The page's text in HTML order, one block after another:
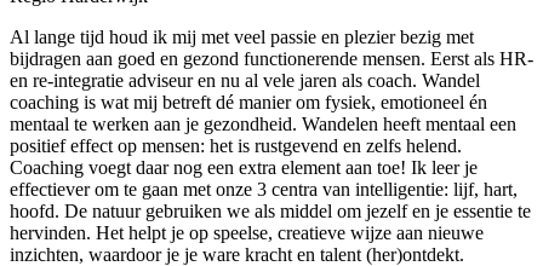
Al lange tijd houd ik mij met veel passie en plezier bezig met
bijdragen aan goed en gezond functionerende mensen. Eerst als HR-
en re-integratie adviseur en nu al vele jaren als coach. Wandel
coaching is wat mij betreft dé manier om fysiek, emotioneel én
mentaal te werken aan je gezondheid. Wandelen heeft mentaal een
positief effect op mensen: het is rustgevend en zelfs helend.
Coaching voegt daar nog een extra element aan toe! Ik leer je
effectiever om te gaan met onze 3 centra van intelligentie: lijf, hart,
hoofd. De natuur gebruiken we als middel om jezelf en je essentie te
hervinden. Het helpt je op speelse, creatieve wijze aan nieuwe
inzichten, waardoor je je ware kracht en talent (her)ontdekt.